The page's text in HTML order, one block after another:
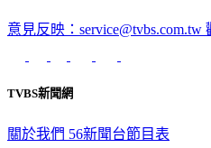
意見反映：service@tvbs.com.tw
TVBS新聞網
關於我們 56新聞台節目表